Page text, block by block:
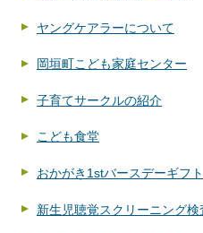
ヤングケアラーについて
岡垣町こども家庭センター
子育てサークルの紹介
こども食堂
おかがき1stバースデーギフト
新生児聴覚スクリーニング